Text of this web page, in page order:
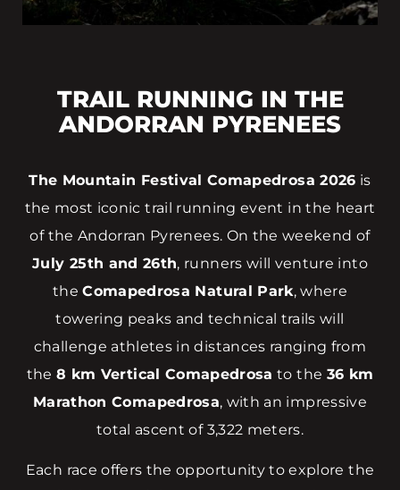
TRAIL RUNNING IN THE
ANDORRAN PYRENEES
The Mountain Festival Comapedrosa 2026 is
the most iconic trail running event in the heart
of the Andorran Pyrenees. On the weekend of
July 25th and 26th, runners will venture into
theComapedrosa Natural Park, where
towering peaks and technical trails will
challenge athletes in distances ranging from
the8 km Vertical Comapedrosa to the 36 km
Marathon Comapedrosa, with an impressive
total ascent of 3,322 meters.
Each race offers the opportunity to explore the